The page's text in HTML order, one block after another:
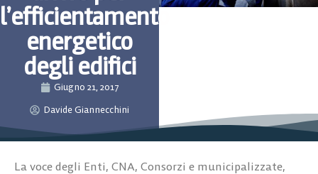
l’efficientamento
energetico
degli edifici
Giugno 21, 2017
Davide Giannecchini
La voce degli Enti, CNA, Consorzi e municipalizzate,